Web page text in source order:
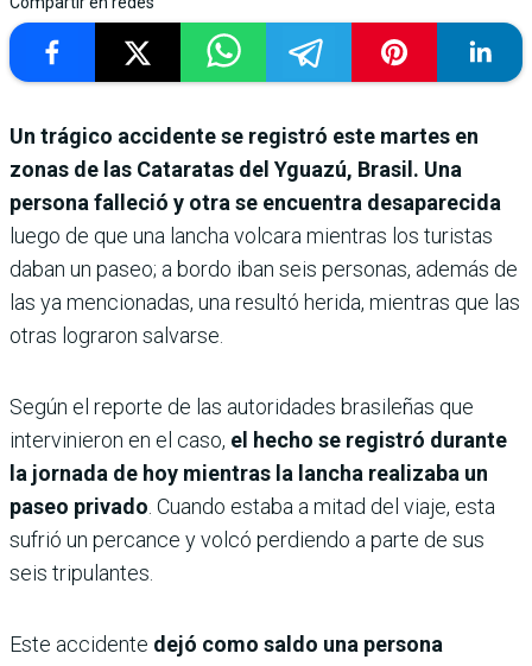
Un trágico accidente se registró este martes en
zonas de las Cataratas del Yguazú, Brasil. Una
persona falleció y otra se encuentra desaparecida
luego de que una lancha volcara mientras los turistas
daban un paseo; a bordo iban seis personas, además de
las ya mencionadas, una resultó herida, mientras que las
otras lograron salvarse.
Según el reporte de las autoridades brasileñas que
intervinieron en el caso, el hecho se registró durante
la jornada de hoy mientras la lancha realizaba un
paseo privado . Cuando estaba a mitad del viaje, esta
sufrió un percance y volcó perdiendo a parte de sus
seis tripulantes.
Este accidente dejó como saldo una persona